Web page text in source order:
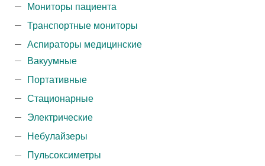
Мониторы пациента
Транспортные мониторы
Аспираторы медицинские
Вакуумные
Портативные
Стационарные
Электрические
Небулайзеры
Пульсоксиметры